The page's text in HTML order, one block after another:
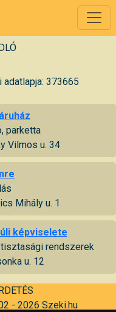
373665
parketta
Vilmos u. 34
Mihály u. 1
képviselete
rendszerek
u. 12
- 2026 Szeki.hu